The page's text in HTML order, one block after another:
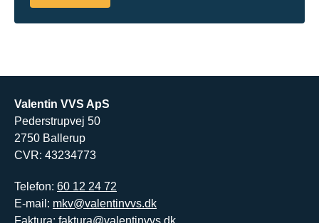
Valentin VVS ApS
Pederstrupvej 50
2750 Ballerup
CVR: 43234773
Telefon: 60 12 24 72
E-mail: mkv@valentinvvs.dk
Faktura: faktura@valentinvvs.dk